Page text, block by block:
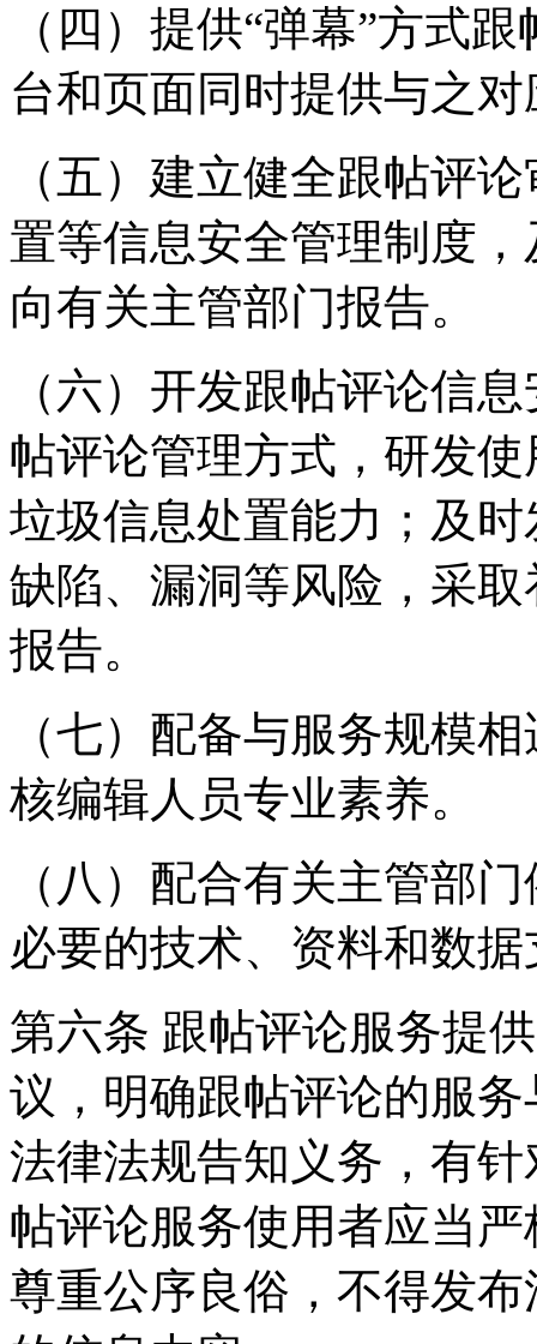
（四）提供“弹幕”方式
台和页面同时提供与之
（五）建立健全跟帖评
置等信息安全管理制度
向有关主管部门报告。
（六）开发跟帖评论信
帖评论管理方式，研发
垃圾信息处置能力；及
缺陷、漏洞等风险，采
报告。
（七）配备与服务规模
核编辑人员专业素养。
（八）配合有关主管部
必要的技术、资料和数
第六条 跟帖评论服务提
议，明确跟帖评论的服
法律法规告知义务，有
帖评论服务使用者应当
尊重公序良俗，不得发